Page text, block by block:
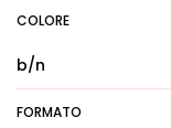
COLORE
b/n
FORMATO